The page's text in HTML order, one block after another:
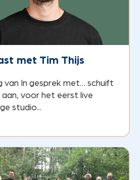
met Tim Thijs
van In gesprek met… schuift
voor het eerst live
studio...